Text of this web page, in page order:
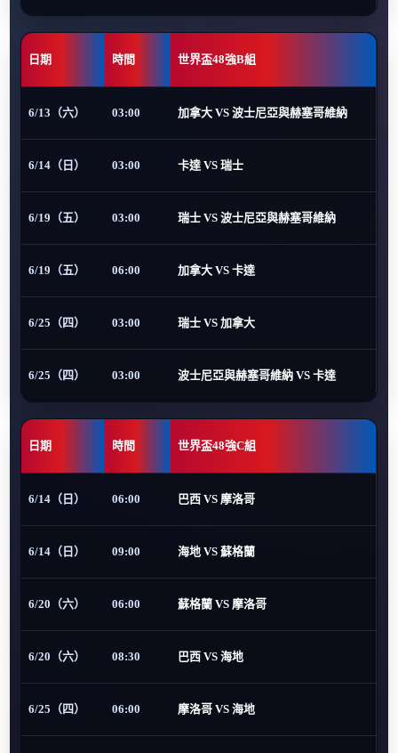
日期 時間 世界盃48強B組
6/13（六） 03:00 加拿大 VS 波士尼亞與赫塞哥維納
6/14（日） 03:00 卡達 VS 瑞士
6/19（五） 03:00 瑞士 VS 波士尼亞與赫塞哥維納
6/19（五） 06:00 加拿大 VS 卡達
6/25（四） 03:00 瑞士 VS 加拿大
6/25（四） 03:00 波士尼亞與赫塞哥維納 VS 卡達
日期 時間 世界盃48強C組
6/14（日） 06:00 巴西 VS 摩洛哥
6/14（日） 09:00 海地 VS 蘇格蘭
6/20（六） 06:00 蘇格蘭 VS 摩洛哥
6/20（六） 08:30 巴西 VS 海地
6/25（四） 06:00 摩洛哥 VS 海地